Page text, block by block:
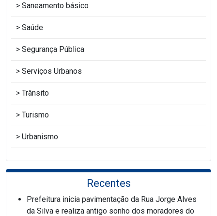
Saneamento básico
Saúde
Segurança Pública
Serviços Urbanos
Trânsito
Turismo
Urbanismo
Recentes
Prefeitura inicia pavimentação da Rua Jorge Alves
da Silva e realiza antigo sonho dos moradores do